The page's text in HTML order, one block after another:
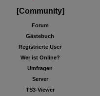
[Community]
Forum
Gästebuch
Registrierte User
Wer ist Online?
Umfragen
Server
TS3-Viewer